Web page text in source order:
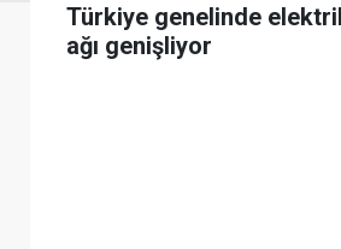
Türkiye genelinde
ağı genişliyor